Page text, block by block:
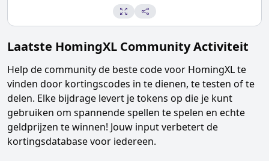
Laatste HomingXL Community Activiteit
Help de community de beste code voor HomingXLte
vinden door kortingscodes in te dienen, te testen of te
delen. Elke bijdrage levert je tokens op die je kunt
gebruiken om spannende spellen te spelen en echte
geldprijzen te winnen! Jouw input verbetert de
kortingsdatabase voor iedereen.